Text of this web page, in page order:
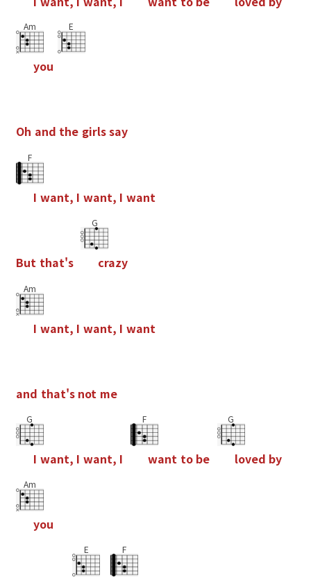
Am
you
E
Oh and the girlssay
F
I want, I want, I want
But that's
G
crazy
Am
I want, I want, I want
and that's not me
G
I want, I want, I
F
want to be
G
loved by
Am
you
E F